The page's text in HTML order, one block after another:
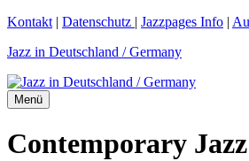
Zum
springen
Kontakt | Datenschutz | Jazzpages Info |
Jazz in Deutschland / Germany
Menü
Contemporary Jazz